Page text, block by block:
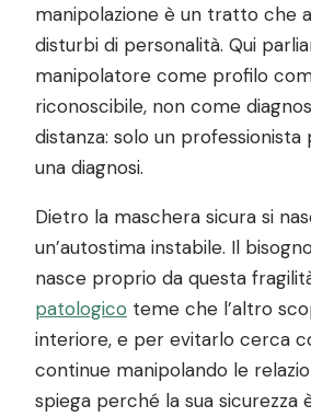
manipolazione è un tratto che
disturbi di personalità. Qui
manipolatore come profilo
riconoscibile, non come
distanza: solo un
una diagnosi.
Dietro la maschera sicura si
un’autostima instabile. Il
nasce proprio da questa
patologico teme che l’altro
interiore, e per evitarlo cerca
continue manipolando le
spiega perché la sua sicurezza